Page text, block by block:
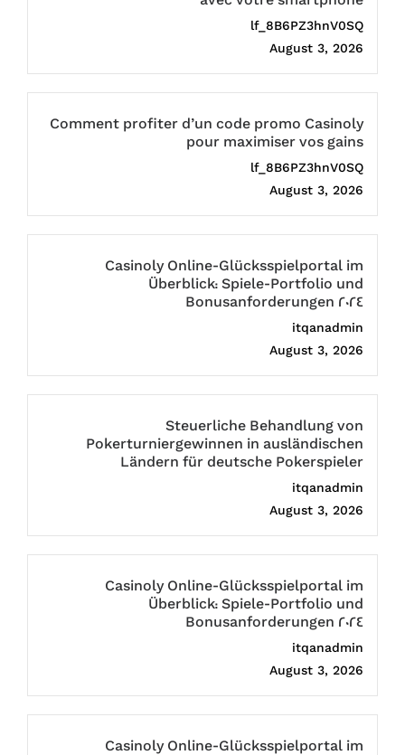
lf_8B6PZ3hnV0SQ
August 3, 2026
Comment profiter d’un code promo Casinoly
pour maximiser vos gains
lf_8B6PZ3hnV0SQ
August 3, 2026
Casinoly Online-Glücksspielportal im
Überblick: Spiele-Portfolio und
Bonusanforderungen 2024
itqanadmin
August 3, 2026
Steuerliche Behandlung von
Pokerturniergewinnen in ausländischen
Ländern für deutsche Pokerspieler
itqanadmin
August 3, 2026
Casinoly Online-Glücksspielportal im
Überblick: Spiele-Portfolio und
Bonusanforderungen 2024
itqanadmin
August 3, 2026
Casinoly Online-Glücksspielportal im